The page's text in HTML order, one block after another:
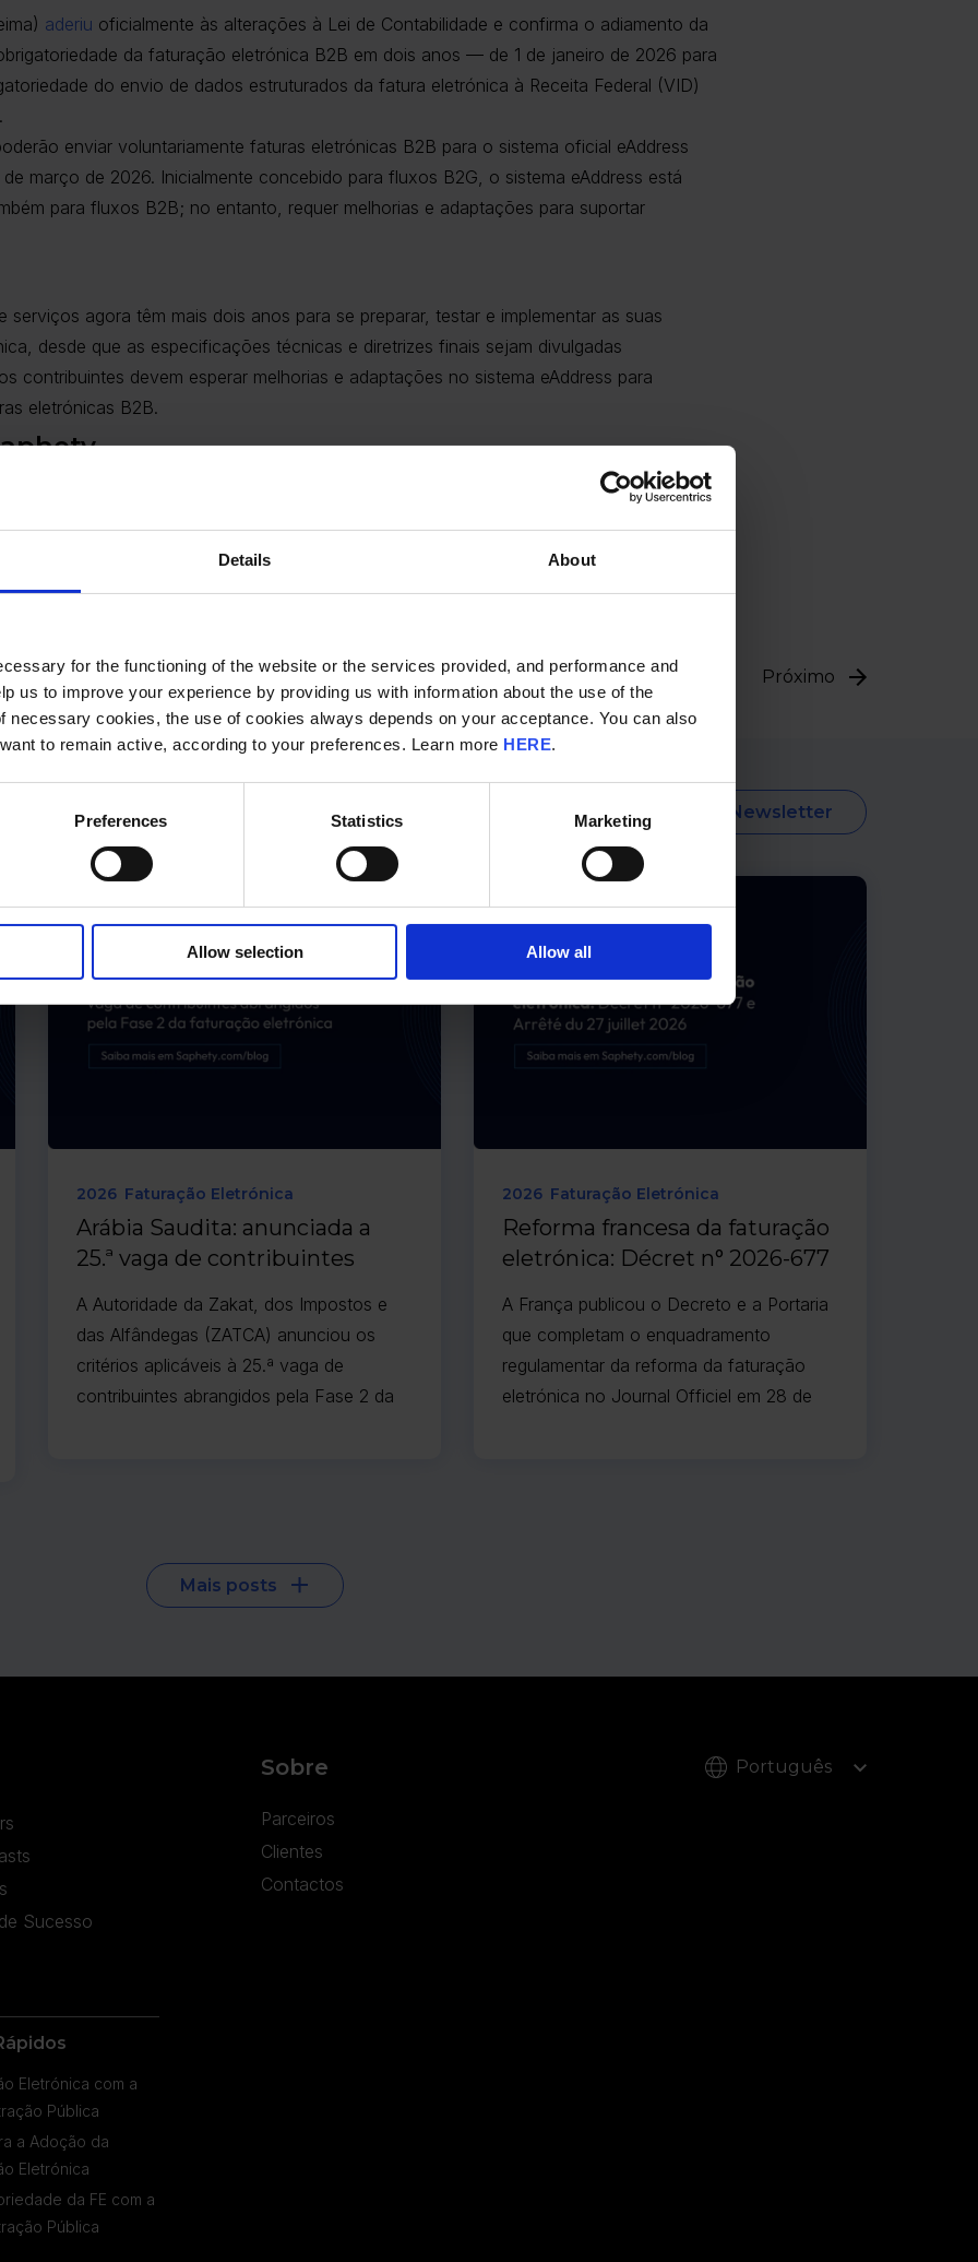
Details About
for the functioning of the website or the services provided, and performance and
us to improve your experience by providing us with information about the use of the
necessary cookies, the use of cookies always depends on your acceptance. You can also
to remain active, according to your preferences. Learn more HERE.
Preferences Statistics Marketing
Allow selection Allow all
aderiu oficialmente às alterações à Lei de Contabilidade e confirma o adiamento da
da faturação eletrónica B2B em dois anos — de 1 de janeiro de 2026 para
do envio de dados estruturados da fatura eletrónica à Receita Federal (VID)
enviar voluntariamente faturas eletrónicas B2B para o sistema oficial eAddress
março de 2026. Inicialmente concebido para fluxos B2G, o sistema eAddress está
para fluxos B2B; no entanto, requer melhorias e adaptações para suportar
serviços agora têm mais dois anos para se preparar, testar e implementar as suas
desde que as especificações técnicas e diretrizes finais sejam divulgadas
contribuintes devem esperar melhorias e adaptações no sistema eAddress para
eletrónicas B2B.
obrigações legais e a otimização dos processos de emissão e receção de faturas.
Partilhar Próximo
Subscrever Newsletter
2026 Faturação Eletrónica
Arábia Saudita: anunciada a
25.ª vaga de contribuintes
faturação eletrónica
A Autoridade da Zakat, dos Impostos e
das Alfândegas (ZATCA) anunciou os
critérios aplicáveis à 25.ª vaga de
contribuintes abrangidos pela Fase 2 da
2026 Faturação Eletrónica
Reforma francesa da faturação
eletrónica: Décret n° 2026-677
A França publicou o Decreto e a Portaria
que completam o enquadramento
regulamentar da reforma da faturação
eletrónica no Journal Officiel em 28 de
Mais posts
Sucesso
Eletrónica com a
Pública
a Adoção da
Eletrónica
da FE com a
Pública
Sobre
Parceiros
Clientes
Contactos
Português